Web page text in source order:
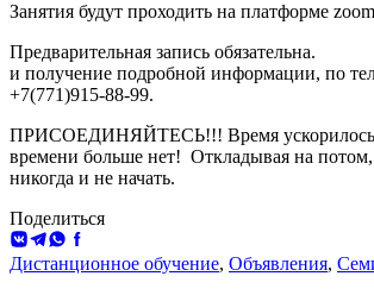
Занятия будут проходить на платформе
Предварительная запись
и получение подробной информации, по
+7(771)915-88-99.
ПРИСОЕДИНЯЙТЕСЬ!!! Время
времени больше нет! Откладывая на
никогда и не начать.
Поделиться
ВКонтакте
Telegram
WhatsApp
Facebook
Дистанционное обучение, Объявления,